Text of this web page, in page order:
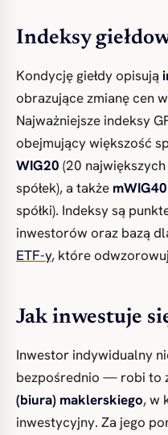
Indeksy
Kondycję giełdy opisują
obrazujące zmianę cen
Najważniejsze indeksy
obejmujący większość
WIG20 (20
spółek), a także mWIG40
spółki). Indeksy są
inwestorów oraz bazą
ETF-y, które
Jak inwestuje
Inwestor indywidualny
bezpośrednio — robi to
(biura) maklerskiego, w
inwestycyjny. Za jego